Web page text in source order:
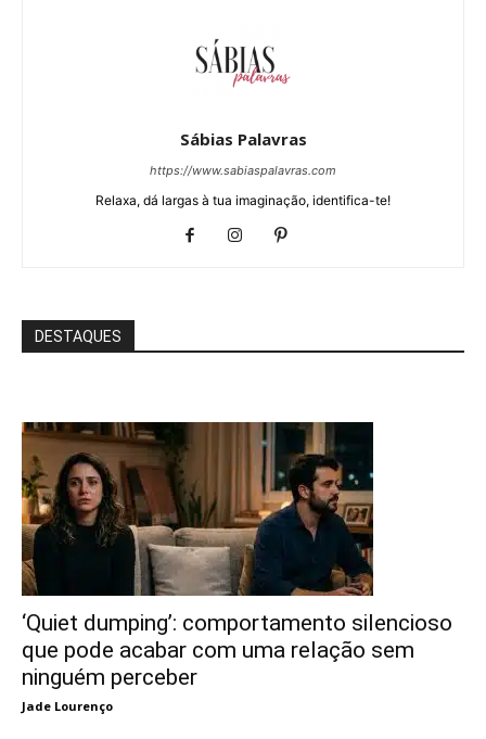
Sábias Palavras
https://www.sabiaspalavras.com
Relaxa, dá largas à tua imaginação, identifica-te!
DESTAQUES
‘Quiet dumping’: comportamento silencioso
que pode acabar com uma relação sem
ninguém perceber
Jade Lourenço